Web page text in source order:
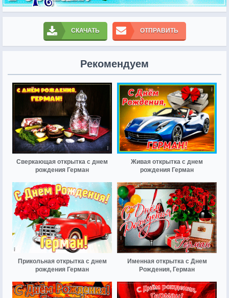
СКАЧАТЬ ОТПРАВИТЬ
Рекомендуем
Сверкающая открытка с днем
рождения Герман
Живая открытка с днем
рождения Герман
Прикольная открытка с днем
рождения Герман
Именная открытка с Днем
Рождения, Герман